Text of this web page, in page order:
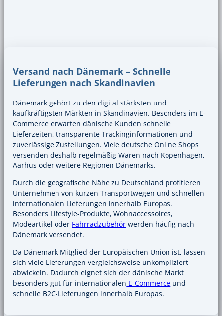
Versand nach Dänemark – Schnelle
Lieferungen nach Skandinavien
Dänemark gehört zu den digital stärksten und
kaufkräftigsten Märkten in Skandinavien. Besonders im E-
Commerce erwarten dänische Kunden schnelle
Lieferzeiten, transparente Trackinginformationen und
zuverlässige Zustellungen. Viele deutsche Online Shops
versenden deshalb regelmäßig Waren nach Kopenhagen,
Aarhus oder weitere Regionen Dänemarks.
Durch die geografische Nähe zu Deutschland profitieren
Unternehmen von kurzen Transportwegen und schnellen
internationalen Lieferungen innerhalb Europas.
Besonders Lifestyle-Produkte, Wohnaccessoires,
Modeartikel oder Fahrradzubehör werden häufig nach
Dänemark versendet.
Da Dänemark Mitglied der Europäischen Union ist, lassen
sich viele Lieferungen vergleichsweise unkompliziert
abwickeln. Dadurch eignet sich der dänische Markt
besonders gut für internationalen E-Commerce und
schnelle B2C-Lieferungen innerhalb Europas.